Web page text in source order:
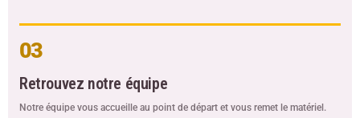
03
Retrouvez notre équipe
Notre équipe vous accueille au point de départ et vous remet le matériel.